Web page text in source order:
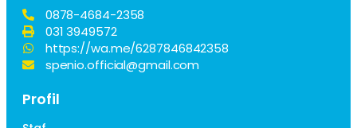
0878-4684-2358
031 3949572
https://wa.me/6287846842358
spenio.official@gmail.com
Profil